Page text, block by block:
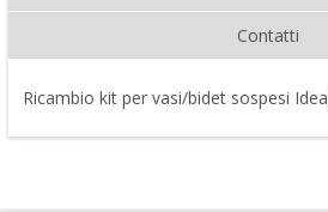
Contatti
Ricambio kit per vasi/bidet sospesi